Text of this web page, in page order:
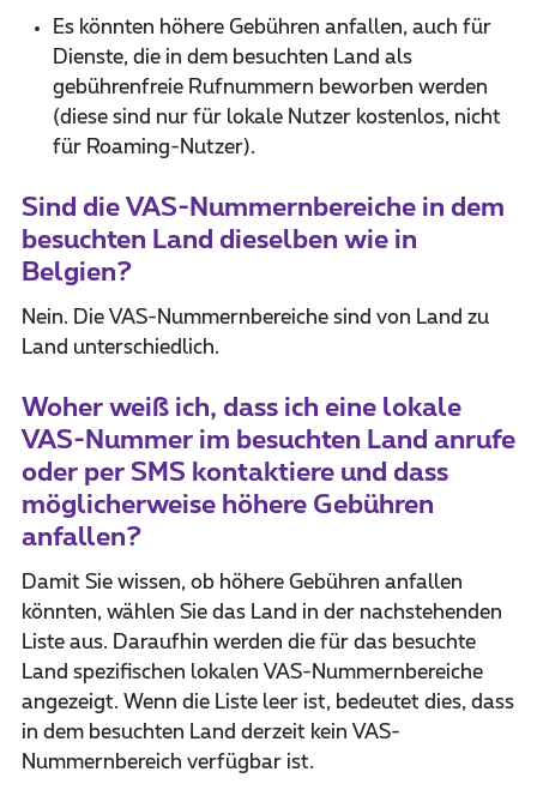
Es könnten höhere Gebühren anfallen, auch für
Dienste, die in dem besuchten Land als
gebührenfreie Rufnummern beworben werden
(diese sind nur für lokale Nutzer kostenlos, nicht
für Roaming-Nutzer).
Sind die VAS-Nummernbereiche in dem
besuchten Land dieselben wie in
Belgien?
Nein. Die VAS-Nummernbereiche sind von Land zu
Land unterschiedlich.
Woher weiß ich, dass ich eine lokale
VAS-Nummer im besuchten Land anrufe
oder per SMS kontaktiere und dass
möglicherweise höhere Gebühren
anfallen?
Damit Sie wissen, ob höhere Gebühren anfallen
könnten, wählen Sie das Land in der nachstehenden
Liste aus. Daraufhin werden die für das besuchte
Land spezifischen lokalen VAS-Nummernbereiche
angezeigt. Wenn die Liste leer ist, bedeutet dies, dass
in dem besuchten Land derzeit kein VAS-
Nummernbereich verfügbar ist.